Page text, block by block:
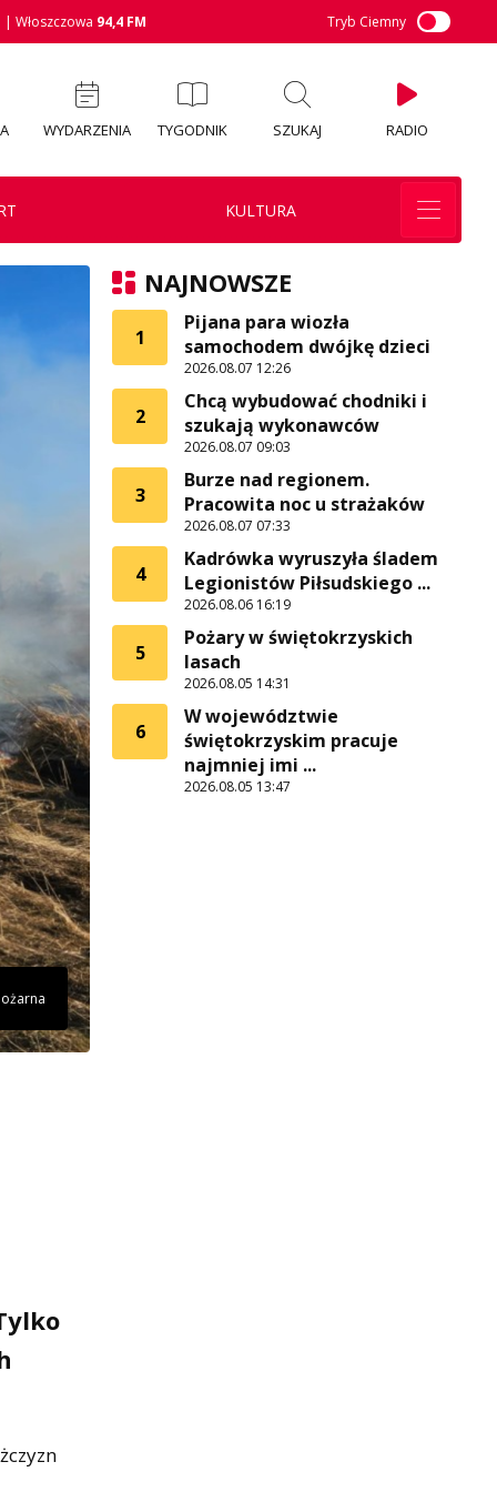
| Włoszczowa 94,4 FM Tryb Ciemny
WYDARZENIA TYGODNIK SZUKAJ RADIO
KULTURA
NAJNOWSZE
1
Pijana para wiozła
samochodem dwójkę dzieci
2026.08.07 12:26
2
Chcą wybudować chodniki i
szukają wykonawców
2026.08.07 09:03
3
Burze nad regionem.
Pracowita noc u strażaków
2026.08.07 07:33
4
Kadrówka wyruszyła śladem
Legionistów Piłsudskiego ...
2026.08.06 16:19
5
Pożary w świętokrzyskich
lasach
2026.08.05 14:31
6
W województwie
świętokrzyskim pracuje
najmniej imi ...
2026.08.05 13:47